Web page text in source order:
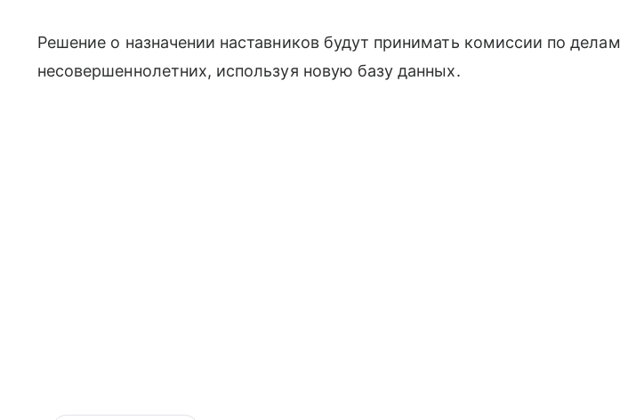
Решение о назначении наставников будут принимать комиссии по делам
несовершеннолетних, используя новую базу данных.